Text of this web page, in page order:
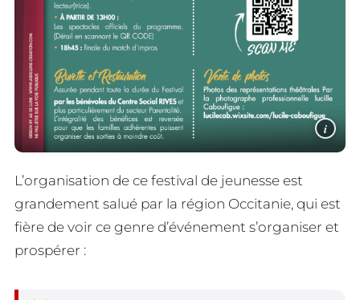
i
L’organisation de ce festival de jeunesse est
grandement salué par la région Occitanie, qui est
fière de voir ce genre d’événement s’organiser et
prospérer :